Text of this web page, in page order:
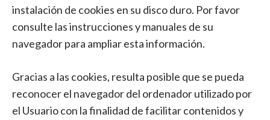
instalación de cookies en su disco duro. Por favor
consulte las instrucciones y manuales de su
navegador para ampliar esta información.
Gracias a las cookies, resulta posible que se pueda
reconocer el navegador del ordenador utilizado por
el Usuario con la finalidad de facilitar contenidos y